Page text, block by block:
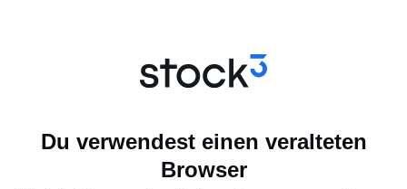
Du verwendest einen veralteten
Browser